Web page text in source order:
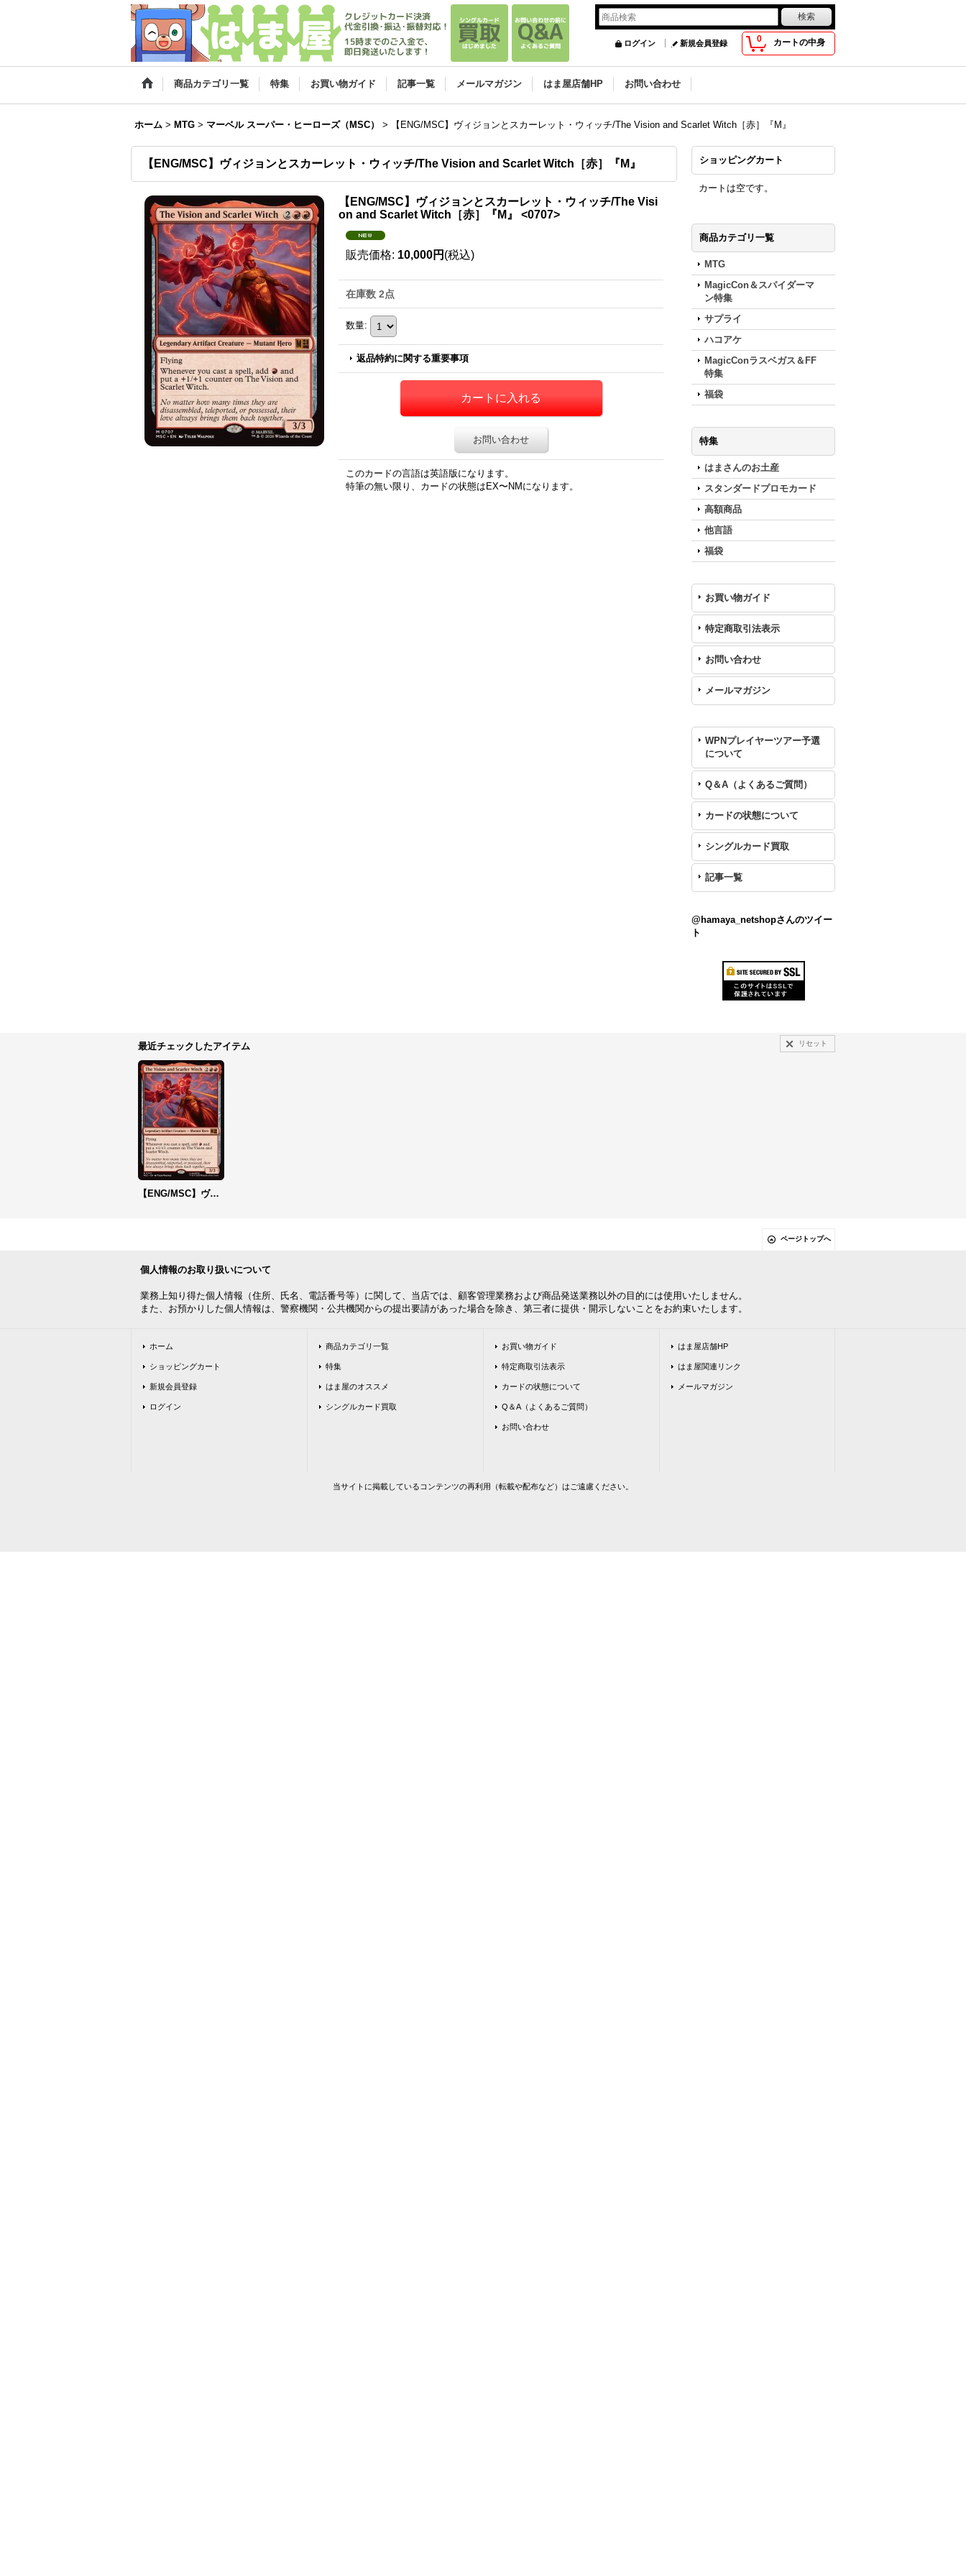
0 カートの中身
ログイン 新規会員登録
商品カテゴリ一覧 特集 お買い物ガイド 記事一覧 メールマガジン はま屋店舗HP お問い合わせ
ホーム > MTG > マーベル スーパー・ヒーローズ（MSC） > 【ENG/MSC】ヴィジョンとスカーレット・ウィッチ/The Vision and Scarlet Witch［赤］『M』
【ENG/MSC】ヴィジョンとスカーレット・ウィッチ/The Vision and Scarlet Witch［赤］『M』
【ENG/MSC】ヴィジョンとスカーレット・ウィッチ/The Visi
on and Scarlet Witch［赤］『M』 <0707>
販売価格: 10,000円 (税込)
在庫数 2点
数量:
返品特約に関する重要事項
お問い合わせ
このカードの言語は英語版になります。
特筆の無い限り、カードの状態はEX〜NMになります。
ショッピングカート
カートは空です。
商品カテゴリ一覧
MTG
MagicCon＆スパイダーマ
ン特集
サプライ
ハコアケ
MagicConラスベガス＆FF
特集
福袋
特集
はまさんのお土産
スタンダードプロモカード
高額商品
他言語
福袋
お買い物ガイド
特定商取引法表示
お問い合わせ
メールマガジン
WPNプレイヤーツアー予選
について
Q＆A（よくあるご質問）
カードの状態について
シングルカード買取
記事一覧
@hamaya_netshopさんのツイー
ト
最近チェックしたアイテム リセット
【ENG/MSC】ヴィジョンとスカーレット・ウィッチ/The Vision and Scarlet Witch［赤］『M』 <0707>
ページトップへ
個人情報のお取り扱いについて
業務上知り得た個人情報（住所、氏名、電話番号等）に関して、当店では、顧客管理業務および商品発送業務以外の目的には使用いたしません。
また、お預かりした個人情報は、警察機関・公共機関からの提出要請があった場合を除き、第三者に提供・開示しないことをお約束いたします。
ホーム
ショッピングカート
新規会員登録
ログイン
商品カテゴリ一覧
特集
はま屋のオススメ
シングルカード買取
お買い物ガイド
特定商取引法表示
カードの状態について
Q＆A（よくあるご質問）
お問い合わせ
はま屋店舗HP
はま屋関連リンク
メールマガジン
当サイトに掲載しているコンテンツの再利用（転載や配布など）はご遠慮ください。